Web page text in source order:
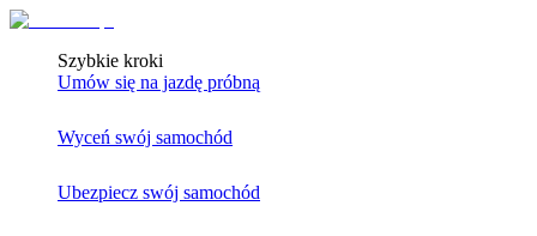
Szybkie kroki
Umów się na jazdę próbną
Wyceń swój samochód
Ubezpiecz swój samochód